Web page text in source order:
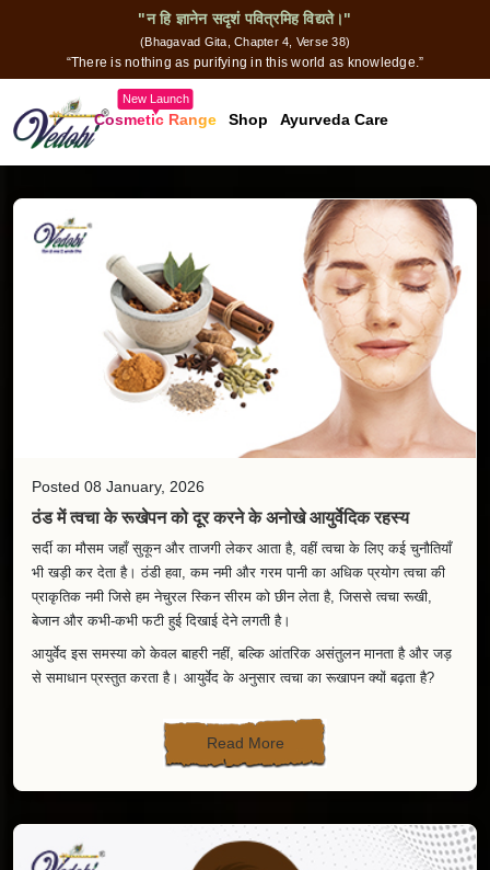
"न हि ज्ञानेन सदृशं पवित्रमिह विद्यते।"
(Bhagavad Gita, Chapter 4, Verse 38)
“There is nothing as purifying in this world as knowledge.”
Cosmetic Range
New Launch
Shop Ayurveda Care
Posted 08 January, 2026
ठंड में त्वचा के रूखेपन को दूर करने के अनोखे आयुर्वेदिक रहस्य
सर्दी का मौसम जहाँ सुकून और ताजगी लेकर आता है, वहीं त्वचा के लिए कई चुनौतियाँ
भी खड़ी कर देता है। ठंडी हवा, कम नमी और गरम पानी का अधिक प्रयोग त्वचा की
प्राकृतिक नमी जिसे हम नेचुरल स्किन सीरम को छीन लेता है, जिससे त्वचा रूखी,
बेजान और कभी-कभी फटी हुई दिखाई देने लगती है।
आयुर्वेद इस समस्या को केवल बाहरी नहीं, बल्कि आंतरिक असंतुलन मानता है और जड़
से समाधान प्रस्तुत करता है। आयुर्वेद के अनुसार त्वचा का रूखापन क्यों बढ़ता है?
ठंडा होता है। जब वात असंतुलित होता है, तो उसका सीधा प्रभाव त्वचा पर पड़ता है—
इसलिए आयुर्वेद में स्निग्धता, ऊष्णता और पोषण पर विशेष बल दिया गया है।
Read More